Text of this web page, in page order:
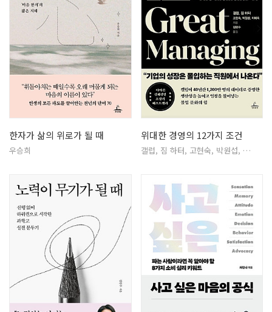
한자가 삶의 위로가 될 때
우승희
위대한 경영의 12가지 조건
갤럽, 짐 하터, 고현숙, 박원섭, …